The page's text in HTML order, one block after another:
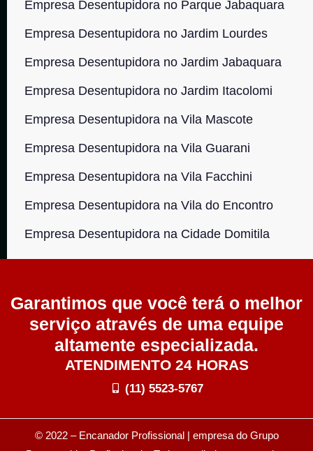
Empresa Desentupidora no Parque Jabaquara
Empresa Desentupidora no Jardim Lourdes
Empresa Desentupidora no Jardim Jabaquara
Empresa Desentupidora no Jardim Itacolomi
Empresa Desentupidora na Vila Mascote
Empresa Desentupidora na Vila Guarani
Empresa Desentupidora na Vila Facchini
Empresa Desentupidora na Vila do Encontro
Empresa Desentupidora na Cidade Domitila
Garantimos que você terá o melhor
serviço através de uma equipe
altamente especializada.
ATENDIMENTO 24 HORAS
(11) 5523-5767
© 2022 – Encanador Profissional | empresa do Grupo